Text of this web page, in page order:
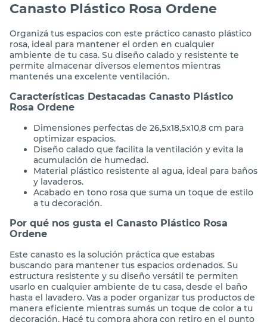
Canasto Plástico Rosa Ordene
Organizá tus espacios con este práctico canasto plástico
rosa, ideal para mantener el orden en cualquier
ambiente de tu casa. Su diseño calado y resistente te
permite almacenar diversos elementos mientras
mantenés una excelente ventilación.
Características Destacadas Canasto Plástico
Rosa Ordene
Dimensiones perfectas de 26,5x18,5x10,8 cm para
optimizar espacios.
Diseño calado que facilita la ventilación y evita la
acumulación de humedad.
Material plástico resistente al agua, ideal para baños
y lavaderos.
Acabado en tono rosa que suma un toque de estilo
a tu decoración.
Por qué nos gusta el Canasto Plástico Rosa
Ordene
Este canasto es la solución práctica que estabas
buscando para mantener tus espacios ordenados. Su
estructura resistente y su diseño versátil te permiten
usarlo en cualquier ambiente de tu casa, desde el baño
hasta el lavadero. Vas a poder organizar tus productos de
manera eficiente mientras sumás un toque de color a tu
decoración. Hacé tu compra ahora con retiro en el punto